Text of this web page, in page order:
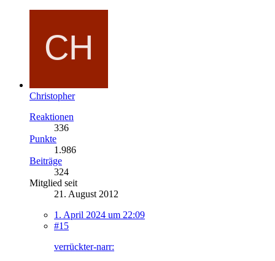
Christopher
Reaktionen
336
Punkte
1.986
Beiträge
324
Mitglied seit
21. August 2012
1. April 2024 um 22:09
#15
verrückter-narr: